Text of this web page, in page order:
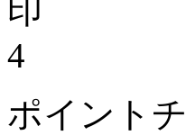
4
ポイント